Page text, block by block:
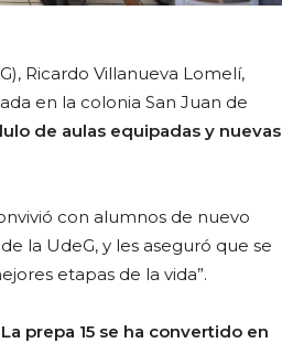
Ricardo Villanueva Lomelí,
en la colonia San Juan de
de aulas equipadas y nuevas
con alumnos de nuevo
la UdeG, y les aseguró que se
etapas de la vida”.
La prepa 15 se ha convertido en